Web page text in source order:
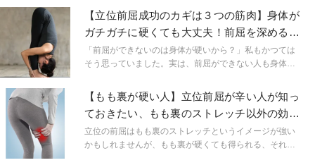
と「引き込み」です！
【立位前屈成功のカギは３つの筋肉】身体が
ガチガチに硬くても大丈夫！前屈を深めるほ
ぐしストレッチ
「前屈ができないのは身体が硬いから？」私もかつては
そう思っていました。実は、前屈ができない人も身体全
裏・腸腰筋」の３つの筋肉を意識することで、前屈はみ
るみる深まります。今回は、その３つの筋肉をまとめて
ほぐせるストレッチをご紹介します。
【もも裏が硬い人】立位前屈が辛い人が知っ
ておきたい、もも裏のストレッチ以外の効果
と3つのコツ
立位の前屈はもも裏のストレッチというイメージが強い
かもしれませんが、もも裏が硬くても得られる、それ以